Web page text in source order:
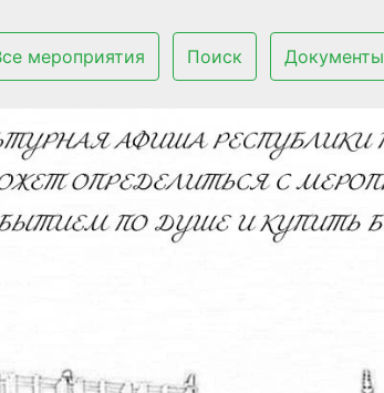
мероприятия Поиск Документы